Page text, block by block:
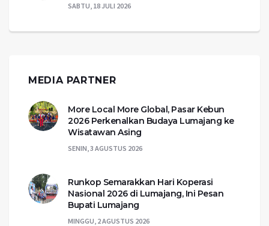
SABTU, 18 JULI 2026
MEDIA PARTNER
More Local More Global, Pasar Kebun
2026 Perkenalkan Budaya Lumajang ke
Wisatawan Asing
SENIN, 3 AGUSTUS 2026
Runkop Semarakkan Hari Koperasi
Nasional 2026 di Lumajang, Ini Pesan
Bupati Lumajang
MINGGU, 2 AGUSTUS 2026